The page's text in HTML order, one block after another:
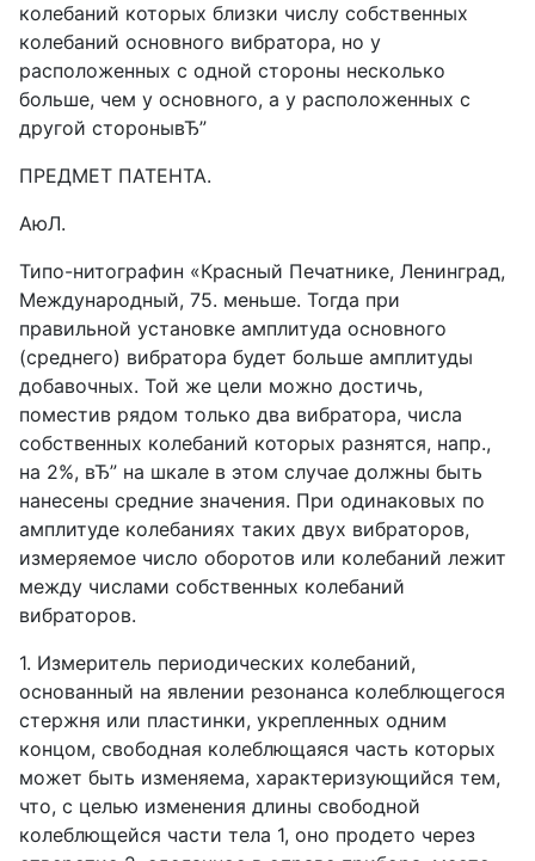
колебаний которых близки числу собственных
колебаний основного вибратора, но у
расположенных с одной стороны несколько
больше, чем у основного, а у расположенных с
другой сторонывЂ”
ПРЕДMET ПАТЕНТА.
АюЛ.
Типо-нитографин «Красный Печатнике, Ленинград,
Международный, 75. меньше. Тогда при
правильной установке амплитуда основного
(среднего) вибратора будет больше амплитуды
добавочных. Той же цели можно достичь,
поместив рядом только два вибратора, числа
собственных колебаний которых разнятся, напр.,
на 2%, вЂ” на шкале в этом случае должны быть
нанесены средние значения. При одинаковых по
амплитуде колебаниях таких двух вибраторов,
измеряемое число оборотов или колебаний лежит
между числами собственных колебаний
вибраторов.
1. Измеритель периодических колебаний,
основанный на явлении резонанса колеблющегося
стержня или пластинки, укрепленных одним
концом, свободная колеблющаяся часть которых
может быть изменяема, характеризующийся тем,
что, с целью изменения длины свободной
колеблющейся части тела 1, оно продето через